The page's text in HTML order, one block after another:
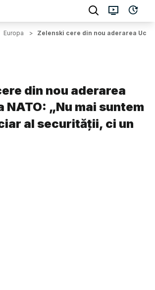
Europa > Zelenski cere din nou aderarea
din nou aderarea
NATO: „Nu mai suntem
al securității, ci un